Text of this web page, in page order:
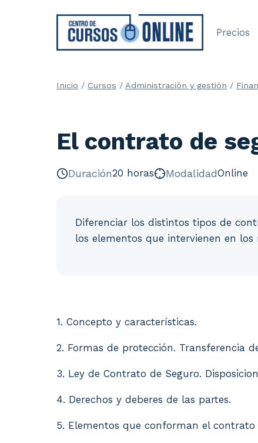
Precios
Inicio / Cursos / Administración y gestión /
El contrato de
Duración20 horas ModalidadOnline
Diferenciar los distintos tipos de
los elementos que intervienen en los
1. Concepto y características. 2.
1. Concepto y características.
2. Formas de protección. Transferencia
3. Ley de Contrato de Seguro.
4. Derechos y deberes de las partes.
5. Elementos que conforman el contrato